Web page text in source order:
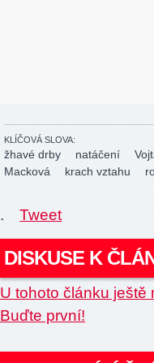
KLÍČOVÁ SLOVA:
žhavé drby natáčení
Macková
krach vztahu
. Tweet
DISKUSE K
U tohoto článku ještě
Buďte první!